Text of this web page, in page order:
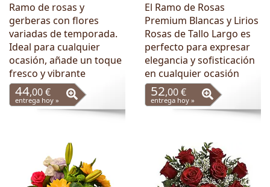
Ramo de rosas y
gerberas con flores
variadas de temporada.
Ideal para cualquier
ocasión, añade un toque
fresco y vibrante
44,00 €
entrega hoy »
El Ramo de Rosas
Premium Blancas y Lirios
Rosas de Tallo Largo es
perfecto para expresar
elegancia y sofisticación
en cualquier ocasión
52,00 €
entrega hoy »